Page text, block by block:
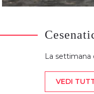
La settimana
VEDI